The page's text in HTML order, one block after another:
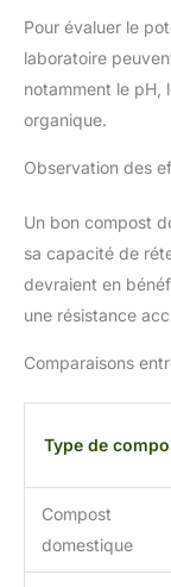
Pour évaluer le
laboratoire
notamment le pH,
organique.
Observation des
Un bon compost
sa capacité de
devraient en
une résistance
Comparaisons
Type de
Compost
domestique